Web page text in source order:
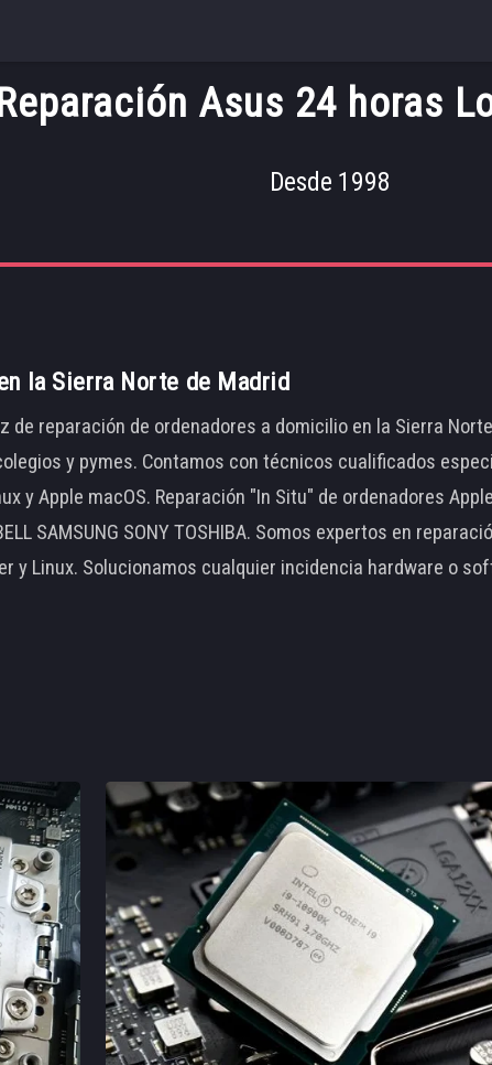
Asus 24 horas
Desde 1998
la Sierra Norte de Madrid
reparación de ordenadores a domicilio en la Sierra
y pymes. Contamos con técnicos cualificados
Apple macOS. Reparación "In Situ" de ordenadores Apple
BELL SAMSUNG SONY TOSHIBA. Somos expertos en
y Linux. Solucionamos cualquier incidencia hardware o